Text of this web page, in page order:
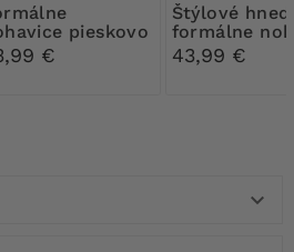
pieskovo
farby
€
Štýlové hnedé
formálne
43,99 €
